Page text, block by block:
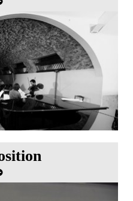
de chambre avec
Ax
avec Betsy Jolas